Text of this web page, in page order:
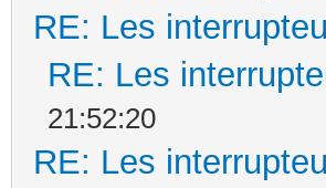
RE: Les
RE: Les
21:52:20
RE: Les